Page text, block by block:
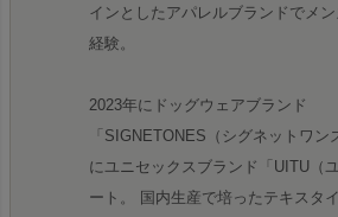
インとしたアパレルブランドでメ
経験。
2023年にドッグウェアブランド
「SIGNETONES（シグネットワン
にユニセックスブランド「UITU（
ート。 国内生産で培ったテキスタ